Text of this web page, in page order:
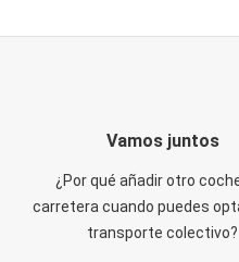
Vamos juntos
¿Por qué añadir otro
carretera cuando puedes
transporte colectivo?